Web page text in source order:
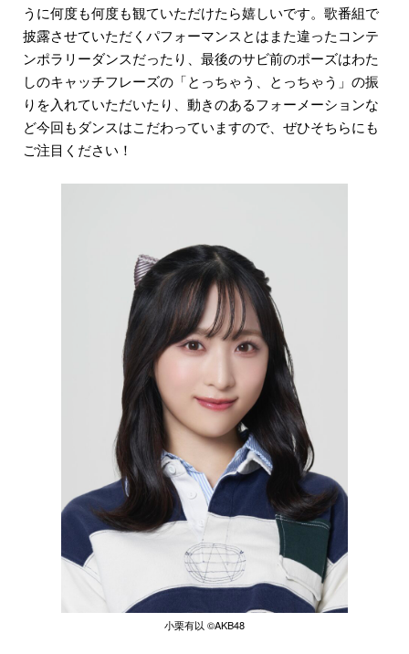
うに何度も何度も観ていただけたら嬉しいです。歌番組で
披露させていただくパフォーマンスとはまた違ったコンテ
ンポラリーダンスだったり、最後のサビ前のポーズはわた
しのキャッチフレーズの「とっちゃう、とっちゃう」の振
りを入れていただいたり、動きのあるフォーメーションな
ど今回もダンスはこだわっていますので、ぜひそちらにも
ご注目ください！
小栗有以 ©︎AKB48